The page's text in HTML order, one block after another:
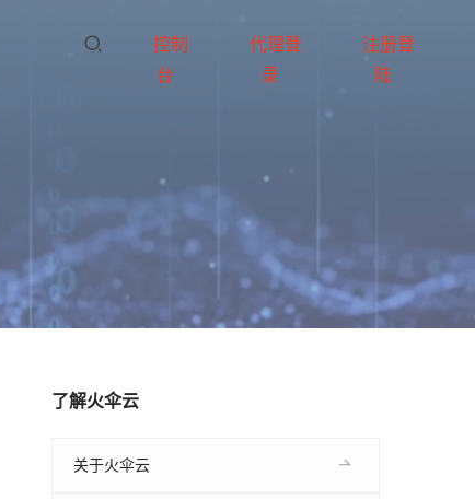
控制
台
代理登
录
注册登
陆
了解火伞云
关于火伞云